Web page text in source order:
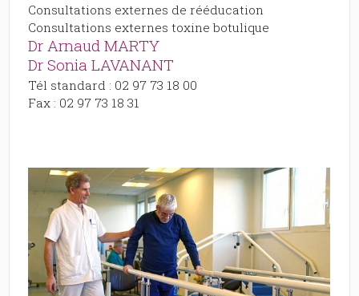
Consultations externes de rééducation
Consultations externes toxine botulique
Dr Arnaud MARTY
Dr Sonia LAVANANT
Tél standard : 02 97 73 18 00
Fax : 02 97 73 18 31